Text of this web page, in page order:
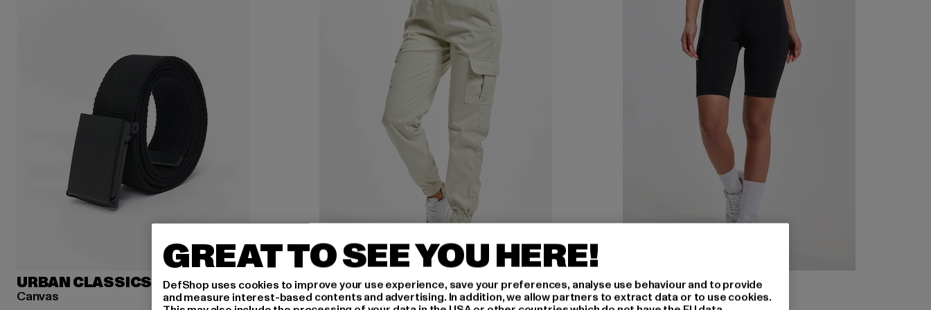
URBAN CLASSICS
Canvas
URBAN CLASSICS
Ladies High Waist Comfort Jogging
URBAN CLASSICS
Cycle
GREAT TO SEE YOU HERE!
DefShop uses cookies to improve your use experience, save your preferences, analyse use behaviour and to provide
and measure interest-based contents and advertising. In addition, we allow partners to extract data or to use cookies.